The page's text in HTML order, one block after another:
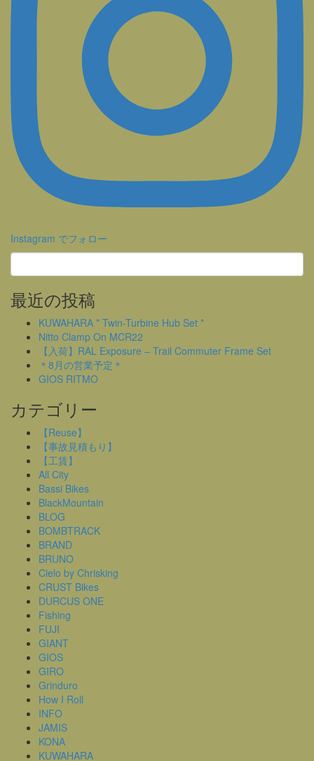
Instagram でフォロー
最近の投稿
KUWAHARA * Twin-Turbine Hub Set *
Nitto Clamp On MCR22
【入荷】RAL Exposure – Trail Commuter Frame Set
＊8月の営業予定＊
GIOS RITMO
カテゴリー
【Reuse】
【事故見積もり】
【工賃】
All City
Bassi Bikes
BlackMountain
BLOG
BOMBTRACK
BRAND
BRUNO
Cielo by Chrisking
CRUST Bikes
DURCUS ONE
Fishing
FUJI
GIANT
GIOS
GIRO
Grinduro
How I Roll
INFO
JAMIS
KONA
KUWAHARA